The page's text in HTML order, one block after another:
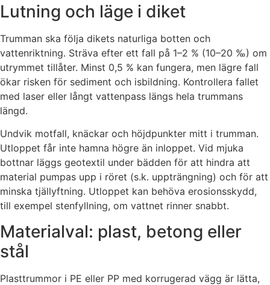
Lutning och läge i diket
Trumman ska följa dikets naturliga botten och
vattenriktning. Sträva efter ett fall på 1–2 % (10–20 ‰) om
utrymmet tillåter. Minst 0,5 % kan fungera, men lägre fall
ökar risken för sediment och isbildning. Kontrollera fallet
med laser eller långt vattenpass längs hela trummans
längd.
Undvik motfall, knäckar och höjdpunkter mitt i trumman.
Utloppet får inte hamna högre än inloppet. Vid mjuka
bottnar läggs geotextil under bädden för att hindra att
material pumpas upp i röret (s.k. uppträngning) och för att
minska tjällyftning. Utloppet kan behöva erosionsskydd,
till exempel stenfyllning, om vattnet rinner snabbt.
Materialval: plast, betong eller
stål
Plasttrummor i PE eller PP med korrugerad vägg är lätta,